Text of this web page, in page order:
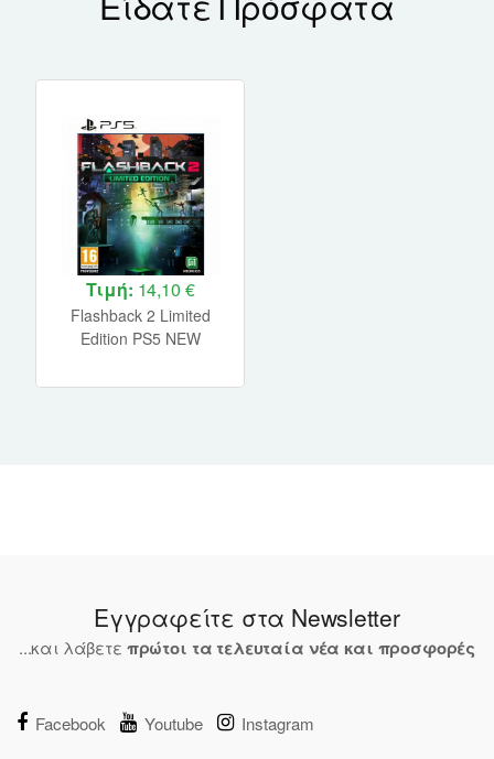
Τιμή: 14,10 €
Flashback 2 Limited
Edition PS5 NEW
Εγγραφείτε στα Newsletter
...και λάβετε πρώτοι τα τελευταία νέα και προσφορές
Facebook Youtube Instagram